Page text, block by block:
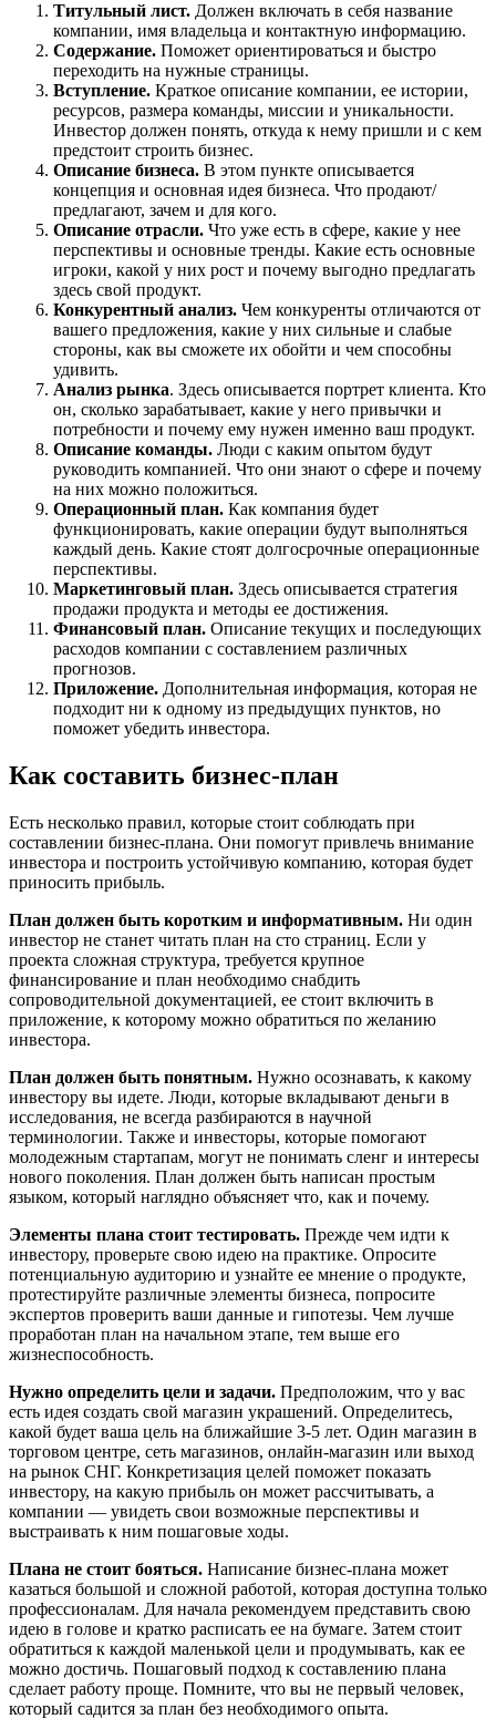
Титульный лист. Должен включать в себя название
компании, имя владельца и контактную информацию.
Содержание. Поможет ориентироваться и быстро
переходить на нужные страницы.
Вступление. Краткое описание компании, ее истории,
ресурсов, размера команды, миссии и уникальности.
Инвестор должен понять, откуда к нему пришли и с кем
предстоит строить бизнес.
Описание бизнеса. В этом пункте описывается
концепция и основная идея бизнеса. Что продают/
предлагают, зачем и для кого.
Описание отрасли. Что уже есть в сфере, какие у нее
перспективы и основные тренды. Какие есть основные
игроки, какой у них рост и почему выгодно предлагать
здесь свой продукт.
Конкурентный анализ. Чем конкуренты отличаются от
вашего предложения, какие у них сильные и слабые
стороны, как вы сможете их обойти и чем способны
удивить.
Анализ рынка. Здесь описывается портрет клиента. Кто
он, сколько зарабатывает, какие у него привычки и
потребности и почему ему нужен именно ваш продукт.
Описание команды. Люди с каким опытом будут
руководить компанией. Что они знают о сфере и почему
на них можно положиться.
Операционный план. Как компания будет
функционировать, какие операции будут выполняться
каждый день. Какие стоят долгосрочные операционные
перспективы.
Маркетинговый план. Здесь описывается стратегия
продажи продукта и методы ее достижения.
Финансовый план. Описание текущих и последующих
расходов компании с составлением различных
прогнозов.
Приложение. Дополнительная информация, которая не
подходит ни к одному из предыдущих пунктов, но
поможет убедить инвестора.
Как составить бизнес-план
Есть несколько правил, которые стоит соблюдать при
составлении бизнес-плана. Они помогут привлечь внимание
инвестора и построить устойчивую компанию, которая будет
приносить прибыль.
План должен быть коротким и информативным. Ни один
инвестор не станет читать план на сто страниц. Если у
проекта сложная структура, требуется крупное
финансирование и план необходимо снабдить
сопроводительной документацией, ее стоит включить в
приложение, к которому можно обратиться по желанию
инвестора.
План должен быть понятным. Нужно осознавать, к какому
инвестору вы идете. Люди, которые вкладывают деньги в
исследования, не всегда разбираются в научной
терминологии. Также и инвесторы, которые помогают
молодежным стартапам, могут не понимать сленг и интересы
нового поколения. План должен быть написан простым
языком, который наглядно объясняет что, как и почему.
Элементы плана стоит тестировать. Прежде чем идти к
инвестору, проверьте свою идею на практике. Опросите
потенциальную аудиторию и узнайте ее мнение о продукте,
протестируйте различные элементы бизнеса, попросите
экспертов проверить ваши данные и гипотезы. Чем лучше
проработан план на начальном этапе, тем выше его
жизнеспособность.
Нужно определить цели и задачи. Предположим, что у вас
есть идея создать свой магазин украшений. Определитесь,
какой будет ваша цель на ближайшие 3-5 лет. Один магазин в
торговом центре, сеть магазинов, онлайн-магазин или выход
на рынок СНГ. Конкретизация целей поможет показать
инвестору, на какую прибыль он может рассчитывать, а
компании — увидеть свои возможные перспективы и
выстраивать к ним пошаговые ходы.
Плана не стоит бояться. Написание бизнес-плана может
казаться большой и сложной работой, которая доступна только
профессионалам. Для начала рекомендуем представить свою
идею в голове и кратко расписать ее на бумаге. Затем стоит
обратиться к каждой маленькой цели и продумывать, как ее
можно достичь. Пошаговый подход к составлению плана
сделает работу проще. Помните, что вы не первый человек,
который садится за план без необходимого опыта.